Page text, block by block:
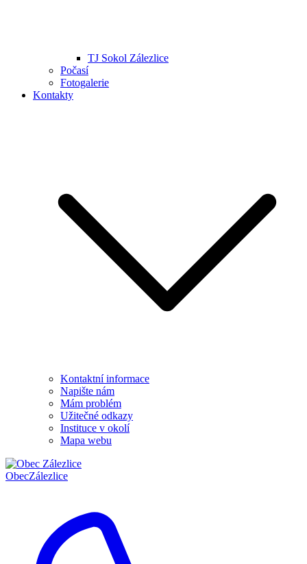
TJ Sokol Zálezlice
Počasí
Fotogalerie
Kontakty
Kontaktní informace
Napište nám
Mám problém
Užitečné odkazy
Instituce v okolí
Mapa webu
ObecZálezlice